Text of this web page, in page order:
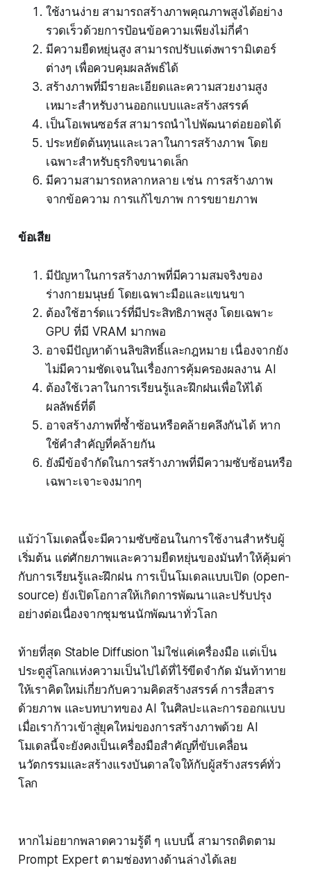
ใช้งานง่าย สามารถสร้างภาพคุณภาพสูงได้อย่าง
รวดเร็วด้วยการป้อนข้อความเพียงไม่กี่คำ
มีความยืดหยุ่นสูง สามารถปรับแต่งพารามิเตอร์
ต่างๆ เพื่อควบคุมผลลัพธ์ได้
สร้างภาพที่มีรายละเอียดและความสวยงามสูง
เหมาะสำหรับงานออกแบบและสร้างสรรค์
เป็นโอเพนซอร์ส สามารถนำไปพัฒนาต่อยอดได้
ประหยัดต้นทุนและเวลาในการสร้างภาพ โดย
เฉพาะสำหรับธุรกิจขนาดเล็ก
มีความสามารถหลากหลาย เช่น การสร้างภาพ
จากข้อความ การแก้ไขภาพ การขยายภาพ
ข้อเสีย
มีปัญหาในการสร้างภาพที่มีความสมจริงของ
ร่างกายมนุษย์ โดยเฉพาะมือและแขนขา
ต้องใช้ฮาร์ดแวร์ที่มีประสิทธิภาพสูง โดยเฉพาะ
GPU ที่มี VRAM มากพอ
อาจมีปัญหาด้านลิขสิทธิ์และกฎหมาย เนื่องจากยัง
ไม่มีความชัดเจนในเรื่องการคุ้มครองผลงาน AI
ต้องใช้เวลาในการเรียนรู้และฝึกฝนเพื่อให้ได้
ผลลัพธ์ที่ดี
อาจสร้างภาพที่ซ้ำซ้อนหรือคล้ายคลึงกันได้ หาก
ใช้คำสำคัญที่คล้ายกัน
ยังมีข้อจำกัดในการสร้างภาพที่มีความซับซ้อนหรือ
เฉพาะเจาะจงมากๆ
แม้ว่าโมเดลนี้จะมีความซับซ้อนในการใช้งานสำหรับผู้
เริ่มต้น แต่ศักยภาพและความยืดหยุ่นของมันทำให้คุ้มค่า
กับการเรียนรู้และฝึกฝน การเป็นโมเดลแบบเปิด (open-
source) ยังเปิดโอกาสให้เกิดการพัฒนาและปรับปรุง
อย่างต่อเนื่องจากชุมชนนักพัฒนาทั่วโลก
ท้ายที่สุด Stable Diffusion ไม่ใช่แค่เครื่องมือ แต่เป็น
ประตูสู่โลกแห่งความเป็นไปได้ที่ไร้ขีดจำกัด มันท้าทาย
ให้เราคิดใหม่เกี่ยวกับความคิดสร้างสรรค์ การสื่อสาร
ด้วยภาพ และบทบาทของ AI ในศิลปะและการออกแบบ
เมื่อเราก้าวเข้าสู่ยุคใหม่ของการสร้างภาพด้วย AI
โมเดลนี้จะยังคงเป็นเครื่องมือสำคัญที่ขับเคลื่อน
นวัตกรรมและสร้างแรงบันดาลใจให้กับผู้สร้างสรรค์ทั่ว
โลก
หากไม่อยากพลาดความรู้ดี ๆ แบบนี้ สามารถติดตาม
Prompt Expert ตามช่องทางด้านล่างได้เลย